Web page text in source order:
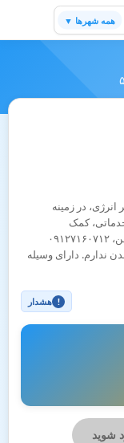
همه شهرها ▼
وپر انرژی، در زمینه
خدماتی، کمک
آشپزی،بسته بندی موادغذایی، ساکن منطقه ۲۲،تلفن، ۰۹۱۲۷۱۶۰۷۱۲
ندارم. دارای وسیله
! هشدار
شوید